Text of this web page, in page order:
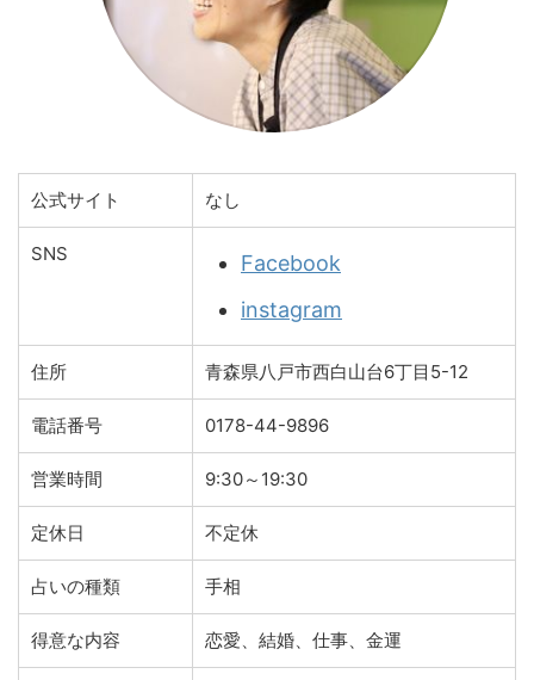
公式サイト なし
SNS
Facebook
instagram
住所 青森県八戸市西白山台6丁目5-12
電話番号 0178-44-9896
営業時間 9:30～19:30
定休日 不定休
占いの種類 手相
得意な内容 恋愛、結婚、仕事、金運